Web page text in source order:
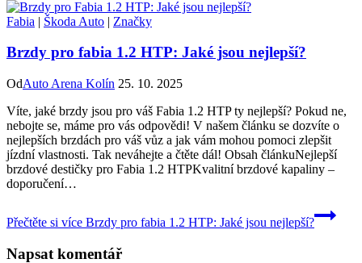
Fabia | Škoda Auto | Značky
Brzdy pro fabia 1.2 HTP: Jaké jsou nejlepší?
OdAuto Arena Kolín 25. 10. 2025
Víte, jaké brzdy jsou pro váš Fabia 1.2 HTP ty nejlepší? Pokud ne,
nebojte se, máme pro vás odpovědi! V našem článku se dozvíte o
nejlepších brzdách pro váš vůz a jak vám mohou pomoci zlepšit
jízdní vlastnosti. Tak neváhejte a čtěte dál! Obsah článkuNejlepší
brzdové destičky pro Fabia 1.2 HTPKvalitní brzdové kapaliny –
doporučení…
Přečtěte si více Brzdy pro fabia 1.2 HTP: Jaké jsou nejlepší?
Napsat komentář